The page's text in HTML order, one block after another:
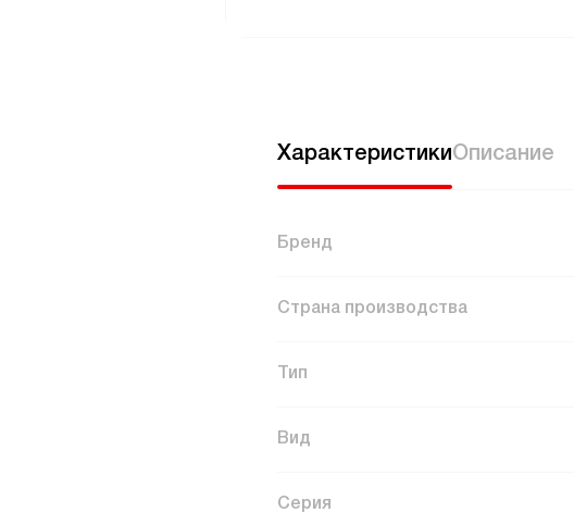
ХарактеристикиОписание
Бренд
Страна производства
Тип
Вид
Серия